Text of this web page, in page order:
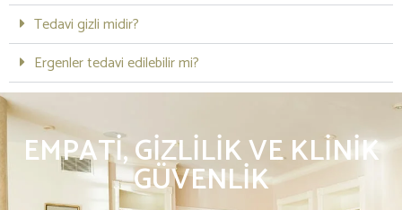
Tedavi gizli midir?
Ergenler tedavi edilebilir mi?
EMPATI, GIZLILIK VE KLINIK
GÜVENLIK